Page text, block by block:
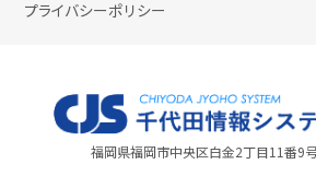
プライバシーポリシー
福岡県福岡市中央区白金2丁目11番9